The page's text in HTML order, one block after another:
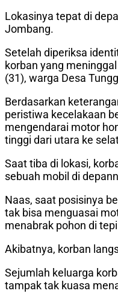
Lokasinya tepat di
Jombang.
Setelah diperiksa
korban yang
(31), warga Desa
Berdasarkan
peristiwa kecelakaan
mengendarai motor
tinggi dari utara ke
Saat tiba di lokasi,
sebuah mobil di
Naas, saat posisinya
tak bisa menguasai
menabrak pohon di
Akibatnya, korban
Sejumlah keluarga
tampak tak kuasa